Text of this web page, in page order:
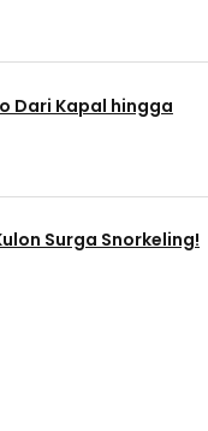
Dari Kapal hingga
Surga Snorkeling!